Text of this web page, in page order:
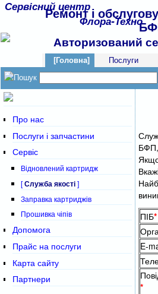
Сервісний центр
Ремонт і
Авторизований
Флора-Техно
[Головна] Послуги
БФП,
ПІБ*
E-
*
Про нас
Послуги і запчастини
Сервіс
Відновлений картридж
[Служба якості]
Заправка картриджів
Прошивка чіпів
Допомога
Прайс на послуги
Карта сайту
Партнери